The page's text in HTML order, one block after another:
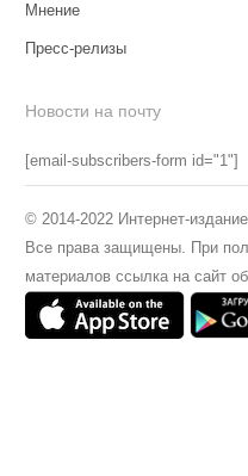
Мнение
Пресс-релизы
Новости на почту
[email-subscribers-form id="1"]
© 2014-2022 Интернет-
Все права защищены. При
материалов ссылка на сайт